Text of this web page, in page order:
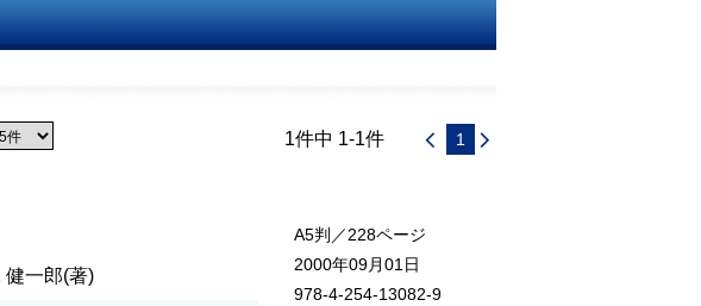
1件中 1-1件 1
健一郎(著)
A5判／228ページ
2000年09月01日
978-4-254-13082-9